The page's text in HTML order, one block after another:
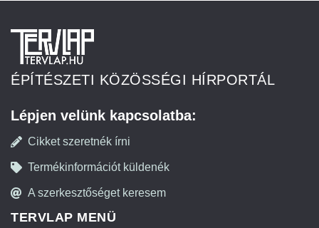
ÉPÍTÉSZETI KÖZÖSSÉGI HÍRPORTÁL
Lépjen velünk kapcsolatba:
Cikket szeretnék írni
Termékinformációt küldenék
A szerkesztőséget keresem
TERVLAP MENÜ